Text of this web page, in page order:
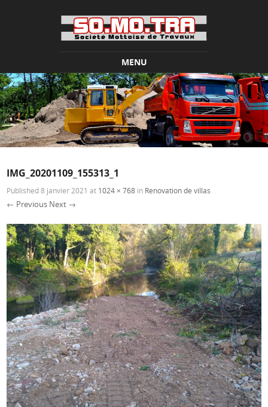
MENU
Skip to content
IMG_20201109_155313_1
Published8 janvier 2021 at 1024 × 768 in Renovation de villas
← Previous Next →